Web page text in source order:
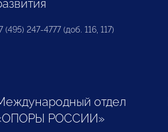
(495) 247-4777 (доб. 116, 117)
отдел
РОССИИ»